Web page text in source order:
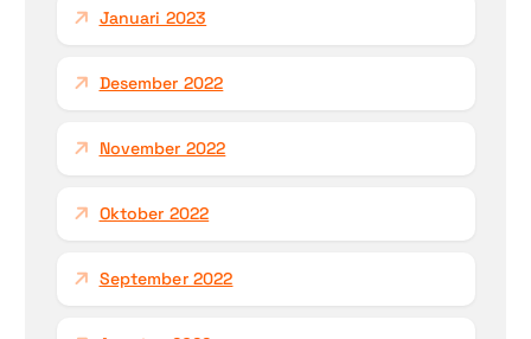
Januari 2023
Desember 2022
November 2022
Oktober 2022
September 2022